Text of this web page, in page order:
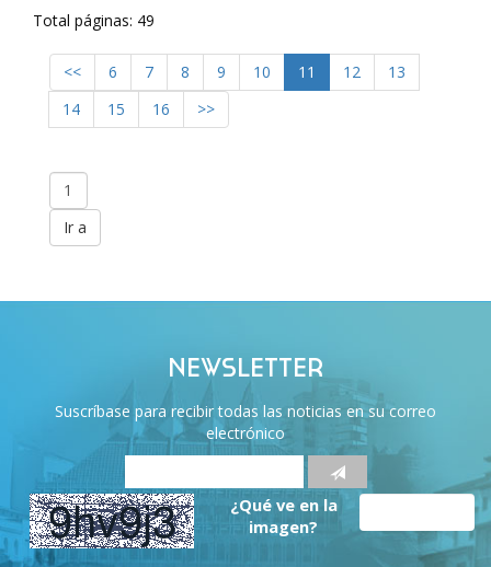
Total páginas: 49
<< 6 7 8 9 10 11 12
13
14
15 16 >>
NEWSLETTER
Suscríbase para recibir todas las noticias en su correo
electrónico
¿Qué ve en la
imagen?